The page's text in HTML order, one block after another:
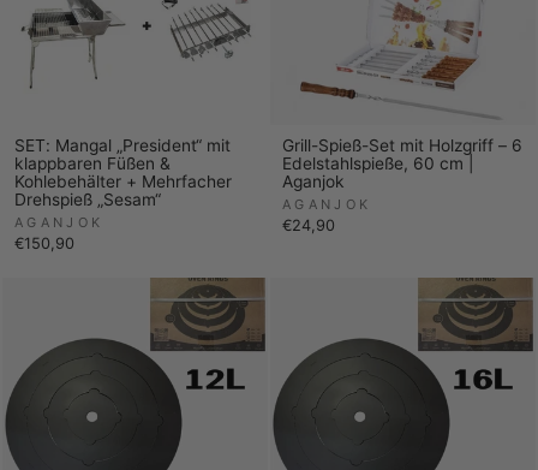
SET: Mangal „President“ mit
klappbaren Füßen &
Kohlebehälter + Mehrfacher
Drehspieß „Sesam“
AGANJOK
€150,90
Grill-Spieß-Set mit Holzgriff – 6
Edelstahlspieße, 60 cm |
Aganjok
AGANJOK
€24,90